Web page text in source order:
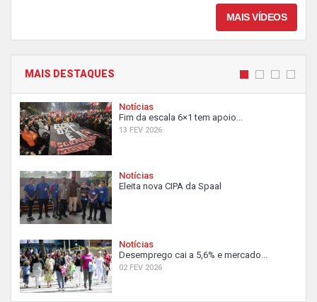
MAIS VÍDEOS
MAIS DESTAQUES
Notícias
Fim da escala 6×1 tem apoio...
13 FEV 2026
Notícias
Eleita nova CIPA da Spaal
Notícias
Desemprego cai a 5,6% e mercado...
02 FEV 2026